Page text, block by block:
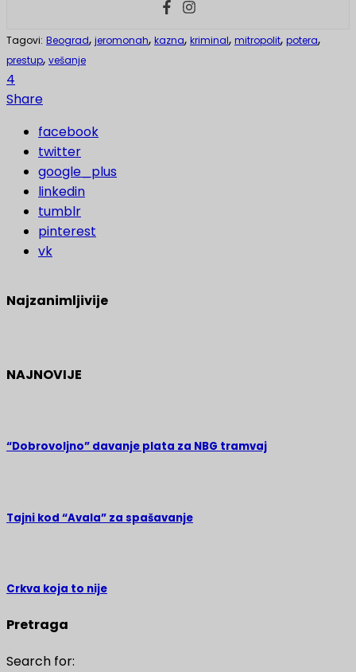
Tagovi: Beograd, jeromonah, kazna, kriminal, mitropolit, potera,
prestup, vešanje
4
Share
facebook
twitter
google_plus
linkedin
tumblr
pinterest
vk
Najzanimljivije
NAJNOVIJE
“Dobrovoljno” davanje plata za NBG tramvaj
Tajni kod “Avala” za spašavanje
Crkva koja to nije
Pretraga
Search for: